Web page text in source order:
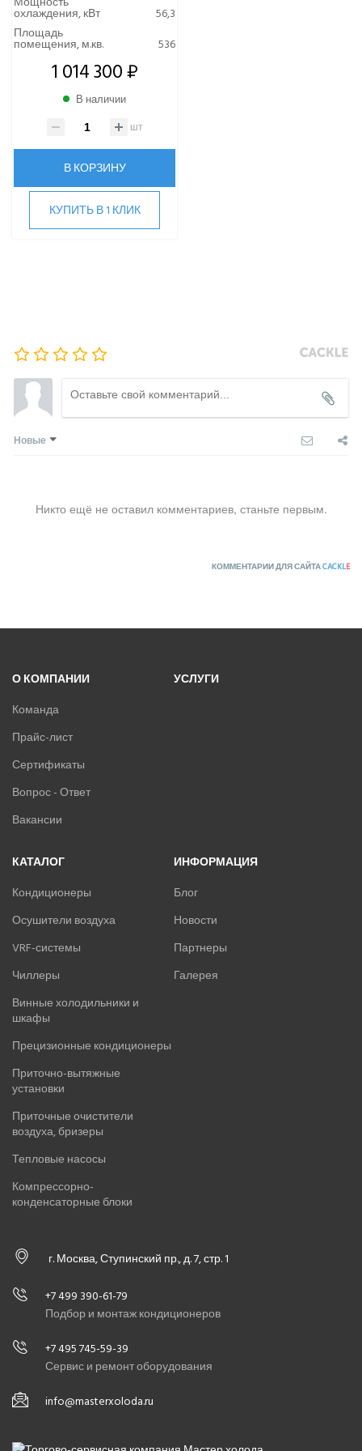
Канальные инверторные сплит-системы
высоконапорные
Канальные кондиционеры большой мощности
Колонная сплит-система Lessar
Напольно-потолочные сплит-системы Lessar
Настенные сплит-системы Lessar
Rover
Roland
Samsung
Tosot
XIGMA
VRF-СИСТЕМЫ
ВИННЫЕ ХОЛОДИЛЬНИКИ И ШКАФЫ
ПРЕЦИЗИОННЫЕ КОНДИЦИОНЕРЫ
ПРИТОЧНО-ВЫТЯЖНЫЕ УСТАНОВКИ
ПРИТОЧНЫЕ ОЧИСТИТЕЛИ ВОЗДУХА, БРИЗЕРЫ
ТЕПЛОВЫЕ НАСОСЫ
КОМПРЕССОРНО-КОНДЕНСАТОРНЫЕ БЛОКИ
охлаждения, кВт
56,3
Площадь
помещения, м.кв. 536
1 014 300 ₽
В наличии
шт
В КОРЗИНУ
КУПИТЬ В 1 КЛИК
Новые
Никто ещё не оставил комментариев, станьте первым.
КОММЕНТАРИИ ДЛЯ САЙТАCACKLE
О КОМПАНИИ
Команда
Прайс-лист
Сертификаты
Вопрос - Ответ
Вакансии
УСЛУГИ
КАТАЛОГ
Кондиционеры
Осушители воздуха
VRF-системы
Чиллеры
Винные холодильники и
шкафы
Прецизионные кондиционеры
Приточно-вытяжные
установки
Приточные очистители
воздуха, бризеры
Тепловые насосы
Компрессорно-
конденсаторные блоки
ИНФОРМАЦИЯ
Блог
Новости
Партнеры
Галерея
г. Москва, Ступинский пр., д. 7, стр. 1
+7 499 390-61-79
Подбор и монтаж кондиционеров
+7 495 745-59-39
Сервис и ремонт оборудования
info@masterxoloda.ru